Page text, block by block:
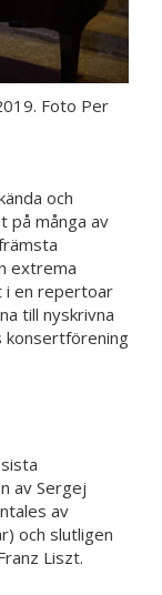
Foto Per
och
på många av
extrema
i en repertoar
till nyskrivna
konsertförening
av Sergej
av
och slutligen
Liszt.